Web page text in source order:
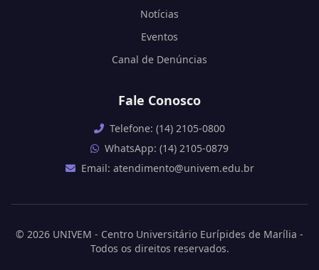
Notícias
Eventos
Canal de Denúncias
Fale Conosco
Telefone: (14) 2105-0800
WhatsApp: (14) 2105-0879
Email: atendimento@univem.edu.br
© 2026 UNIVEM - Centro Universitário Eurípides de Marília -
Todos os direitos reservados.